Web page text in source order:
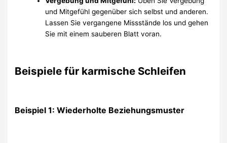
und Mitgefühl gegenüber sich selbst und anderen.
Lassen Sie vergangene Missstände los und gehen
Sie mit einem sauberen Blatt voran.
Beispiele für karmische Schleifen
Beispiel 1: Wiederholte Beziehungsmuster